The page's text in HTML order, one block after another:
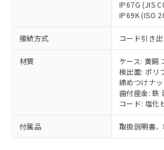
IP67G (JIS
IP69K (ISO
接続方式 コード引き
材質
ケース: 黄銅
検出面: ポリ
締めつけナ
歯付座金: 鉄
コード: 塩化
付属品 取扱説明書
オムロン制御機器販売
販売ネットワーク
在庫状況および標準価
事前の承諾なく第三者
示しないようお願いし
マイパーツ機能（部品
ビス）をご利用いただ
メンバーズにご登録さ
お客様が当ウェブサイ
フタル酸エステル類の４物質につい
図的な使用がないことを確認していま
部品在庫の切り替え状況など
月が前後することがあります
※3 非含有証明書ダウン
※2 環境保護使用期限
「ｅ」：有害物質（10物質）
準値以下であることを示しま
「10」：通常の使用状況下
質が外部に漏えいし、環境に
及ぼさない年数を意味します
「－」：未確認です。当社販
い合わせください。
ル、化学兵器、生物兵
武器並びにこれらの製
当社は、貴社製品を第
場合は、上記1、2およ
該第三者に通知します
販売先および販売に係
法に輸出するおそれが
り引きをいたしません。
在庫なし(最新の在
いては、お客様の
たはお客様担当の
機器販売店・当社
認ください)
受注生産機種、ま
情報を公開してい